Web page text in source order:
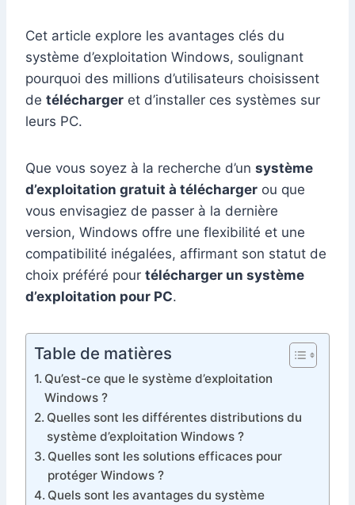
Cet article explore les avantages clés du
système d’exploitation Windows, soulignant
pourquoi des millions d’utilisateurs choisissent
de télécharger et d’installer ces systèmes sur
leurs PC.
Que vous soyez à la recherche d’un système
d’exploitation gratuit à télécharger ou que
vous envisagiez de passer à la dernière
version, Windows offre une flexibilité et une
compatibilité inégalées, affirmant son statut de
choix préféré pour télécharger un système
d’exploitation pour PC.
Table de matières
Qu’est-ce que le système d’exploitation
Windows ?
Quelles sont les différentes distributions du
système d’exploitation Windows ?
Quelles sont les solutions efficaces pour
protéger Windows ?
Quels sont les avantages du système